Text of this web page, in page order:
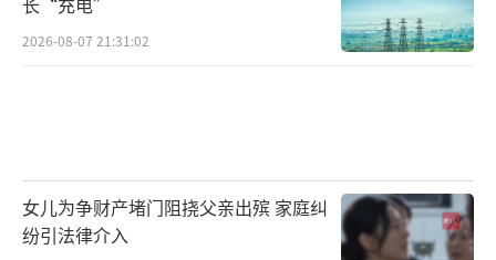
2026-08-07 21:31:02
女儿为争财产堵门阻挠父亲出殡 家庭纠
纷引法律介入